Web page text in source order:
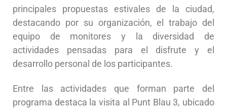
principales propuestas estivales de la ciudad,
destacando por su organización, el trabajo del
equipo de monitores y la diversidad de
actividades pensadas para el disfrute y el
desarrollo personal de los participantes.
Entre las actividades que forman parte del
programa destaca la visita al Punt Blau 3, ubicado